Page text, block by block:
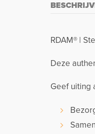
RDAM® |
Deze
Geef uiting